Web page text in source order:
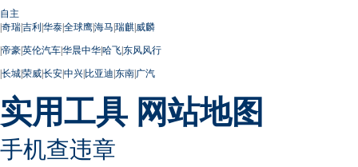
自主
|奇瑞|吉利|华泰|全球鹰|海马|瑞麒|威麟
|帝豪|英伦汽车|华晨中华|哈飞|东风风行
|长城|荣威|长安|中兴|比亚迪|东南|广汽
实用工具 网站地图
手机查违章